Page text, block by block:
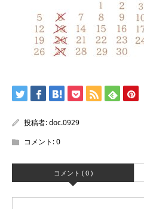
投稿者:doc.0929
コメント:0
コメント ( 0 )